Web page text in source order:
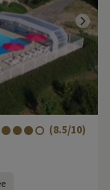
(8.5/10)